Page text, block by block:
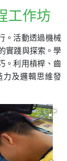
工作坊
。活動透過機械
實踐與探索。學
。利用槓桿、齒
力及邏輯思維發